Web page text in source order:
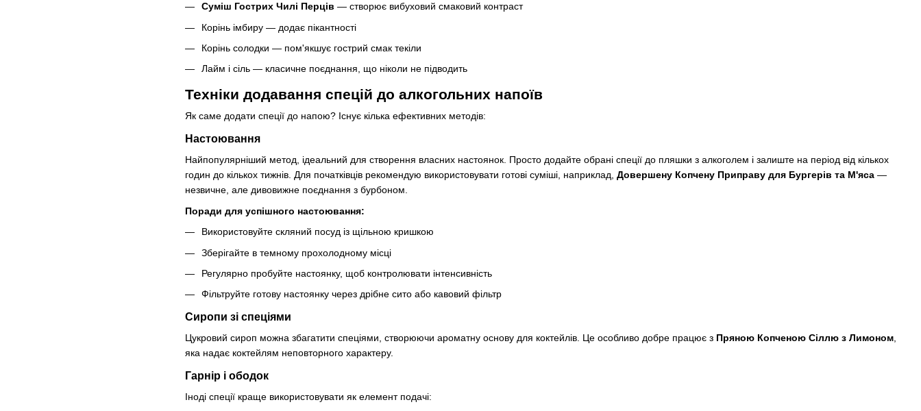
Суміш Гострих Чилі Перців — створює вибуховий смаковий контраст
Корінь імбиру — додає пікантності
Корінь солодки — пом'якшує гострий смак текіли
Лайм і сіль — класичне поєднання, що ніколи не підводить
Техніки додавання спецій до алкогольних напоїв
Як саме додати спеції до напою? Існує кілька ефективних методів:
Настоювання
Найпопулярніший метод, ідеальний для створення власних настоянок. Просто додайте обрані спеції до пляшки з алкоголем і залиште на період від кількох
годин до кількох тижнів. Для початківців рекомендую використовувати готові суміші, наприклад, Довершену Копчену Приправу для Бургерів та М'яса —
незвичне, але дивовижне поєднання з бурбоном.
Поради для успішного настоювання:
Використовуйте скляний посуд із щільною кришкою
Зберігайте в темному прохолодному місці
Регулярно пробуйте настоянку, щоб контролювати інтенсивність
Фільтруйте готову настоянку через дрібне сито або кавовий фільтр
Сиропи зі спеціями
Цукровий сироп можна збагатити спеціями, створюючи ароматну основу для коктейлів. Це особливо добре працює з Пряною Копченою Сіллю з Лимоном,
яка надає коктейлям неповторного характеру.
Гарнір і ободок
Іноді спеції краще використовувати як елемент подачі: